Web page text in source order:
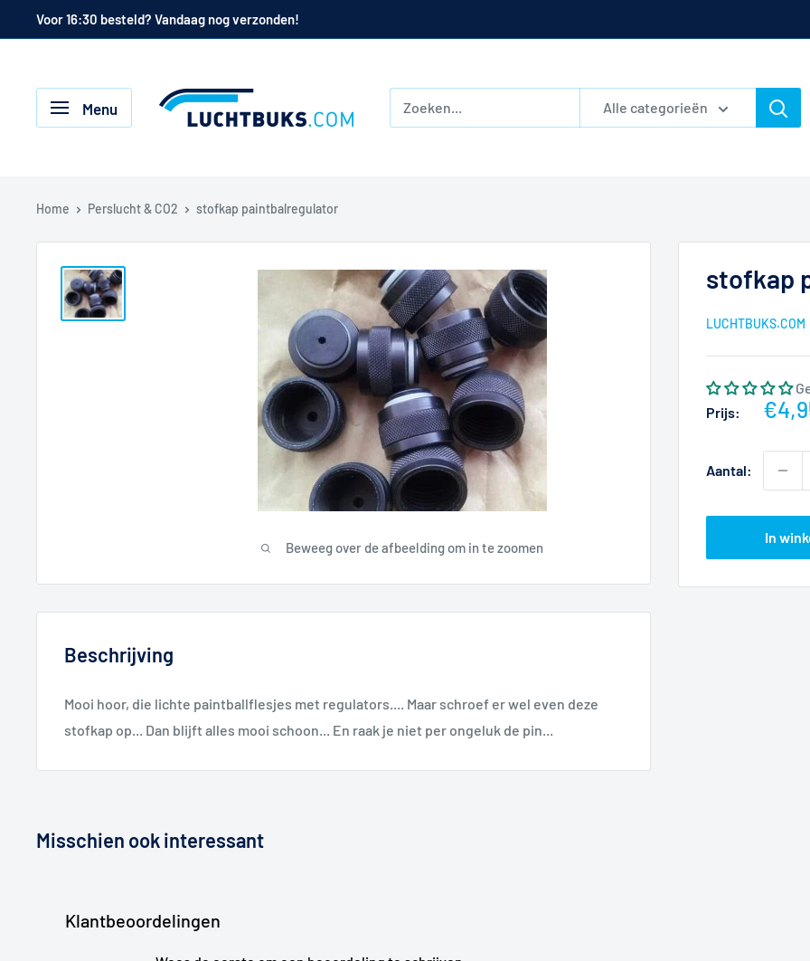
de
Voor 16:30 besteld? Vandaag nog verzonden!
Menu Luchtbuks.com
Alle categorieën
Home Perslucht & CO2 stofkap paintbalregulator
Beweeg over de afbeelding om in te zoomen
stofkap
LUCHTBUKS.COM
Prijs:
Aantal:
In
Beschrijving
Mooi hoor, die lichte paintballflesjes met regulators.... Maar schroef er wel even deze
stofkap op... Dan blijft alles mooi schoon... En raak je niet per ongeluk de pin...
Misschien ook interessant
Klantbeoordelingen